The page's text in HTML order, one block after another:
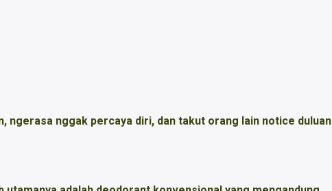
ngerasa nggak percaya diri, dan takut orang lain notice duluan